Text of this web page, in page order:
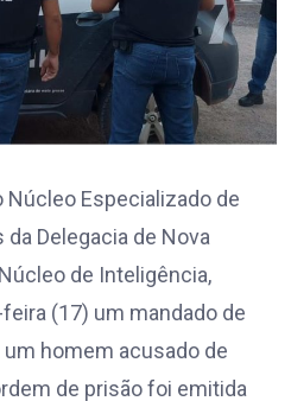
Núcleo Especializado de
Delegacia de Nova
de Inteligência,
(17) um mandado de
homem acusado de
de prisão foi emitida